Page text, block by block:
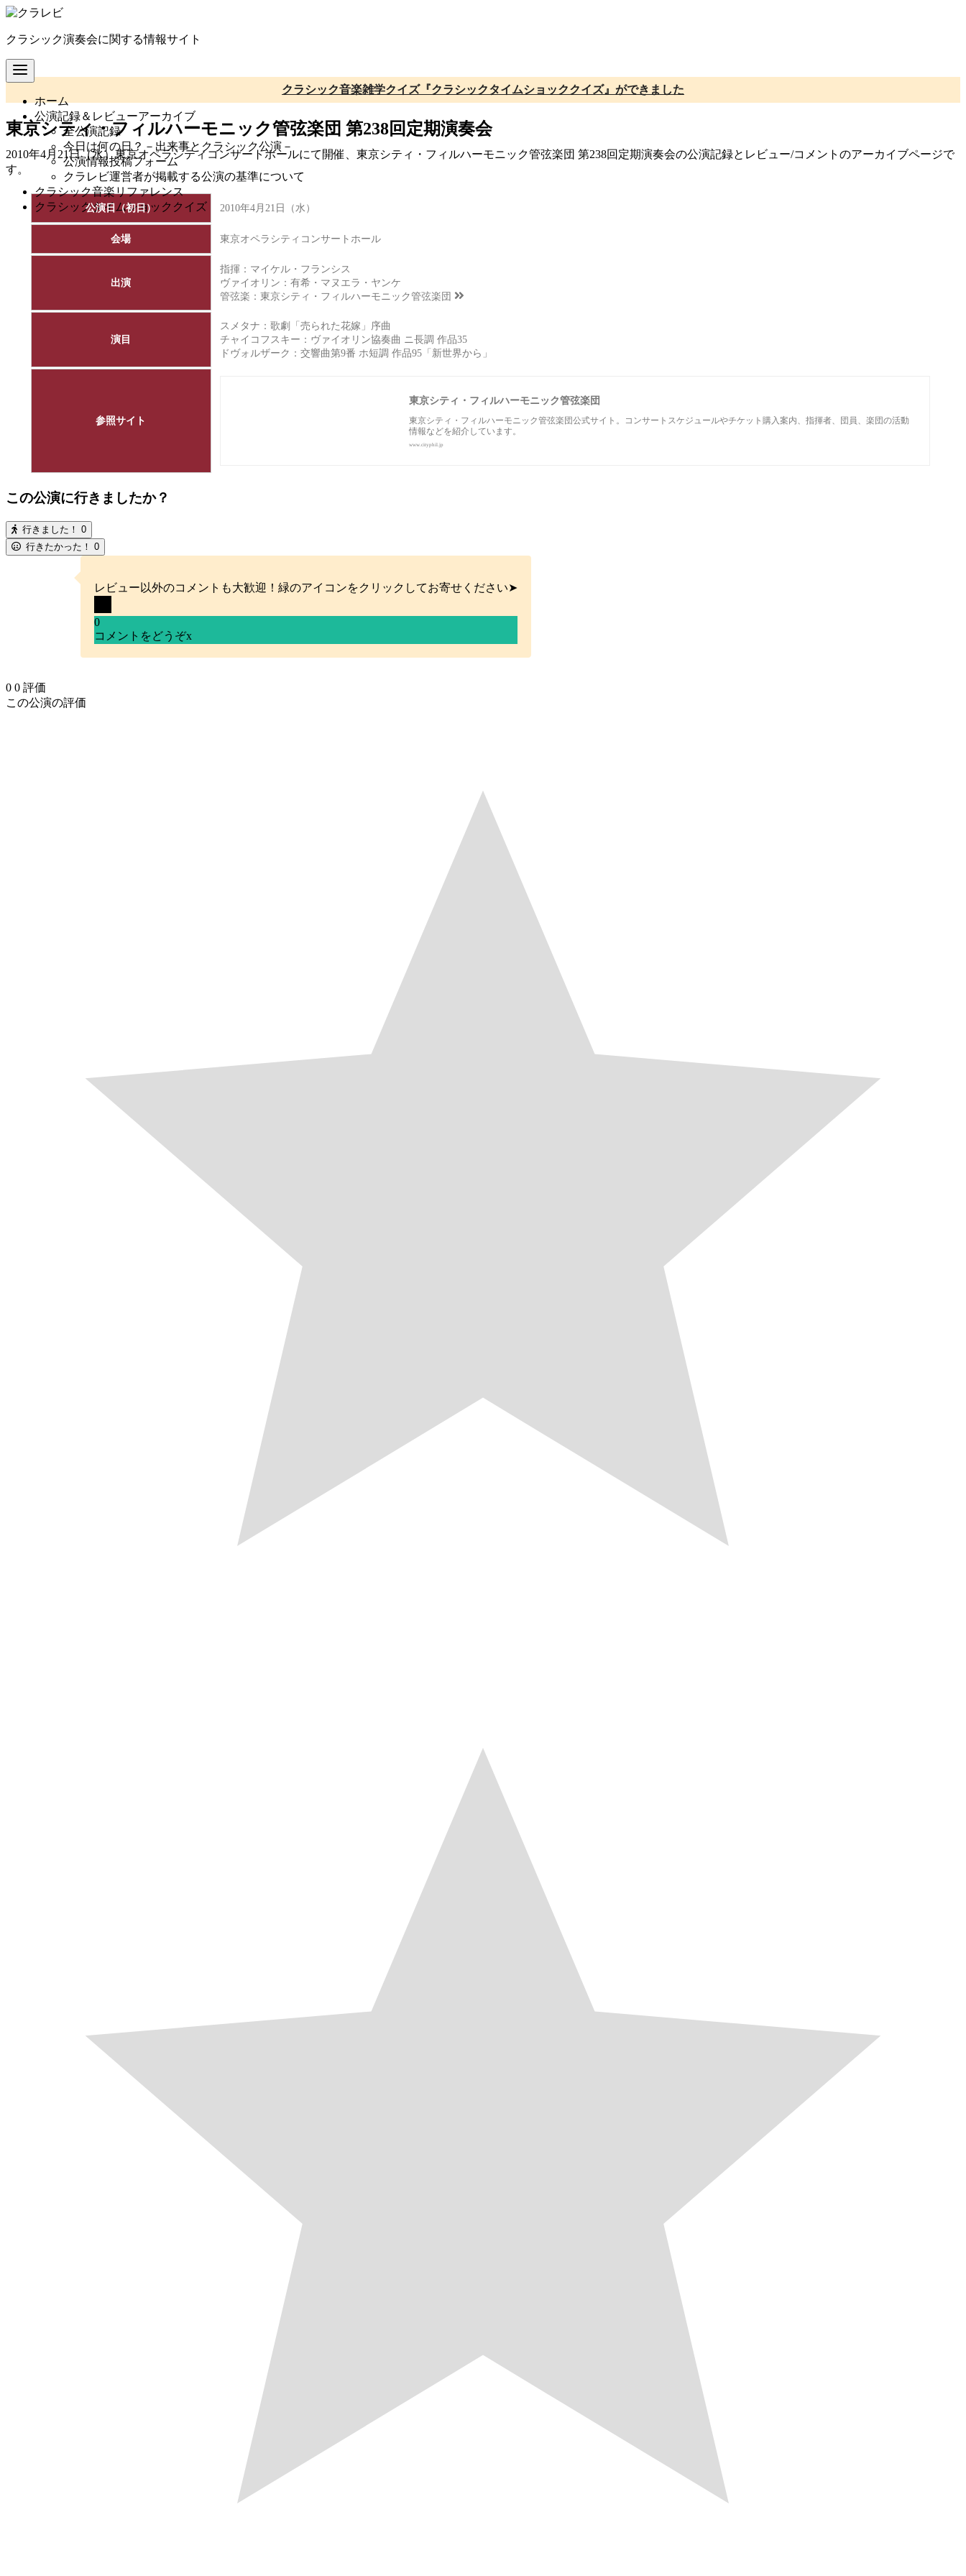
コ
テ
ン
ツ
移
動
クラシック演奏会に関する情報サイト
ホーム
公演記録＆レビューアーカイブ
全公演記録
今日は何の日？－出来事とクラシック公演－
公演情報投稿フォーム
クラレビ運営者が掲載する公演の基準について
クラシック音楽リファレンス
クラシックタイムショッククイズ
クラシック音楽雑学クイズ『クラシックタイムショッククイズ』ができました
東京シティ・フィルハーモニック管弦楽団 第238回定期演奏会
2010年4月21日（水）東京オペラシティコンサートホールにて開催、東京シティ・フィルハーモニック管弦楽団 第238回定期演奏会の公演記録とレビュー/コメントのアーカイブページで
す。
公演日（初日） 2010年4月21日（水）
会場 東京オペラシティコンサートホール
出演
指揮：マイケル・フランシス
ヴァイオリン：有希・マヌエラ・ヤンケ
管弦楽： 東京シティ・フィルハーモニック管弦楽団
演目
スメタナ：歌劇「売られた花嫁」序曲
チャイコフスキー：ヴァイオリン協奏曲 ニ長調 作品35
ドヴォルザーク：交響曲第9番 ホ短調 作品95「新世界から」
参照サイト
東京シティ・フィルハーモニック管弦楽団
東京シティ・フィルハーモニック管弦楽団公式サイト。コンサートスケジュールやチケット購入案内、指揮者、団員、楽団の活動
情報などを紹介しています。
www.cityphil.jp
この公演に行きましたか？
行きました！ 0
行きたかった！ 0
レビュー以外のコメントも大歓迎！緑のアイコンをクリックしてお寄せください➤
0
コメントをどうぞx
0 0 評価
この公演の評価